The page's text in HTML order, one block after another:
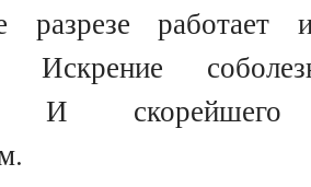
работает
Искрение
И скорейшего